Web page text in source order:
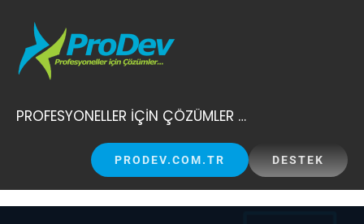
content
PROFESYONELLER İÇİN ÇÖZÜMLER …
PRODEV.COM.TR DESTEK